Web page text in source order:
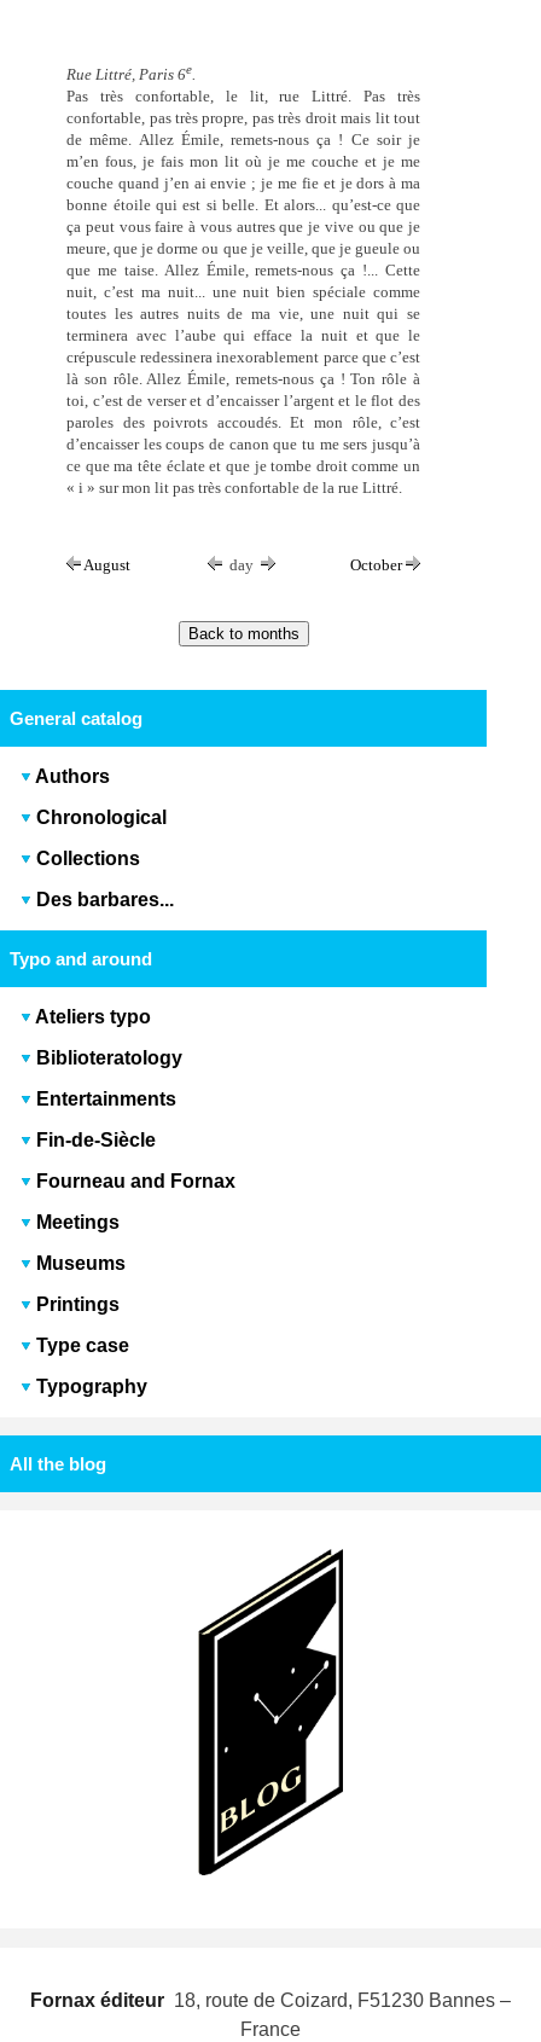
Rue Littré, Paris 6e.
Pas très confortable, le lit, rue Littré. Pas très
confortable, pas très propre, pas très droit mais lit tout
de même. Allez Émile, remets-nous ça ! Ce soir je
m’en fous, je fais mon lit où je me couche et je me
couche quand j’en ai envie ; je me fie et je dors à ma
bonne étoile qui est si belle. Et alors... qu’est-ce que
ça peut vous faire à vous autres que je vive ou que je
meure, que je dorme ou que je veille, que je gueule ou
que me taise. Allez Émile, remets-nous ça !... Cette
nuit, c’est ma nuit... une nuit bien spéciale comme
toutes les autres nuits de ma vie, une nuit qui se
terminera avec l’aube qui efface la nuit et que le
crépuscule redessinera inexorablement parce que c’est
là son rôle. Allez Émile, remets-nous ça ! Ton rôle à
toi, c’est de verser et d’encaisser l’argent et le flot des
paroles des poivrots accoudés. Et mon rôle, c’est
d’encaisser les coups de canon que tu me sers jusqu’à
ce que ma tête éclate et que je tombe droit comme un
« i » sur mon lit pas très confortable de la rue Littré.
August day October
General catalog
Authors
Chronological
Collections
Des barbares...
Typo and around
Ateliers typo
Biblioteratology
Entertainments
Fin-de-Siècle
Fourneau and Fornax
Meetings
Museums
Printings
Type case
Typography
All the blog
Fornax éditeur  18, route de Coizard, F51230 Bannes –
France